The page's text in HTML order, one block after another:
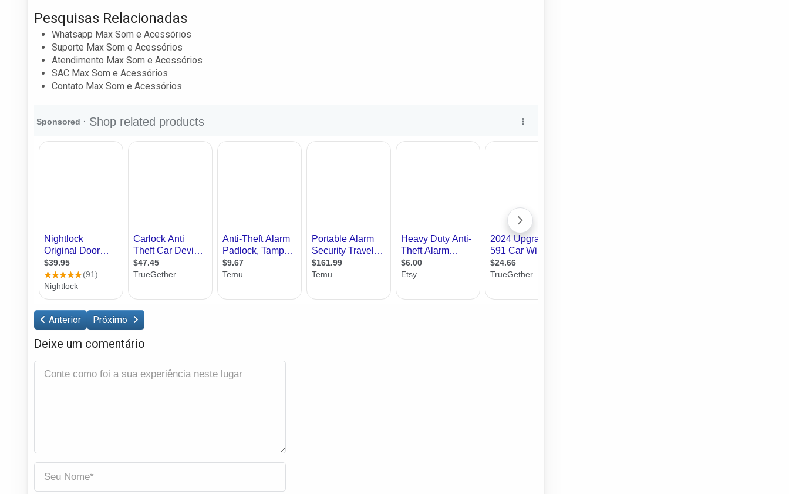
Pesquisas Relacionadas
Whatsapp Max Som e Acessórios
Suporte Max Som e Acessórios
Atendimento Max Som e Acessórios
SAC Max Som e Acessórios
Contato Max Som e Acessórios
Anterior Próximo
Deixe um comentário